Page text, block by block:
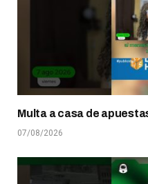
Multa a casa de
07/08/2026